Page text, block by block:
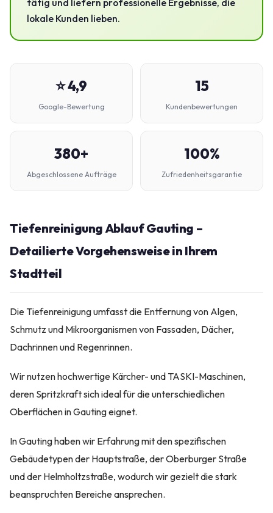
lokale Kunden lieben.
⭐ 4,9
Google-Bewertung
15
Kundenbewertungen
380+
Abgeschlossene Aufträge
100%
Zufriedenheitsgarantie
Tiefenreinigung Ablauf Gauting –
Detailierte Vorgehensweise in Ihrem
Stadtteil
Die Tiefenreinigung umfasst die Entfernung von Algen,
Schmutz und Mikroorganismen von Fassaden, Dächer,
Dachrinnen und Regenrinnen.
Wir nutzen hochwertige Kärcher- und TASKI-Maschinen,
deren Spritzkraft sich ideal für die unterschiedlichen
Oberflächen in Gauting eignet.
In Gauting haben wir Erfahrung mit den spezifischen
Gebäudetypen der Hauptstraße, der Oberburger Straße
und der Helmholtzstraße, wodurch wir gezielt die stark
beanspruchten Bereiche ansprechen.